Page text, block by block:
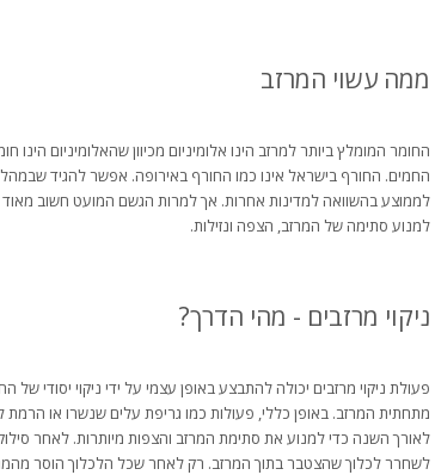
ממה עשוי המרזב
החומר המומלץ ביותר למרזב הינו אלומיניום מכיוון שהאלומיניום
החמים. החורף בישראל אינו כמו החורף באירופה. אפשר להגיד
לממוצע בהשוואה למדינות אחרות. אך למרות הגשם המועט חשוב מאוד
למנוע סתימה של המרזב, הצפה ונזילות.
ניקוי מרזבים - מהי הדרך?
פעולת ניקוי מרזבים יכולה להתבצע באופן עצמי על ידי ניקוי יסודי
מתחתית המרזב. באופן כללי, פעולות כמו גריפת עלים שנשרו או הרמת
לאורך השנה כדי למנוע את סתימת המרזב והצפות מיותרות. לאחר
לשחרר לכלוך שהצטבר בתוך המרזב. רק לאחר שכל הלכלוך הוסר